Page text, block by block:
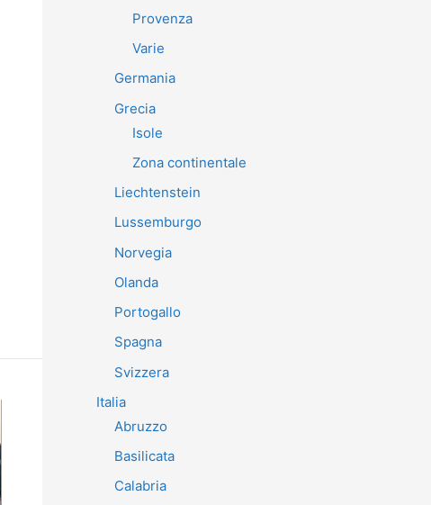
Provenza
Varie
Germania
Grecia
Isole
Zona continentale
Liechtenstein
Lussemburgo
Norvegia
Olanda
Portogallo
Spagna
Svizzera
Italia
Abruzzo
Basilicata
Calabria